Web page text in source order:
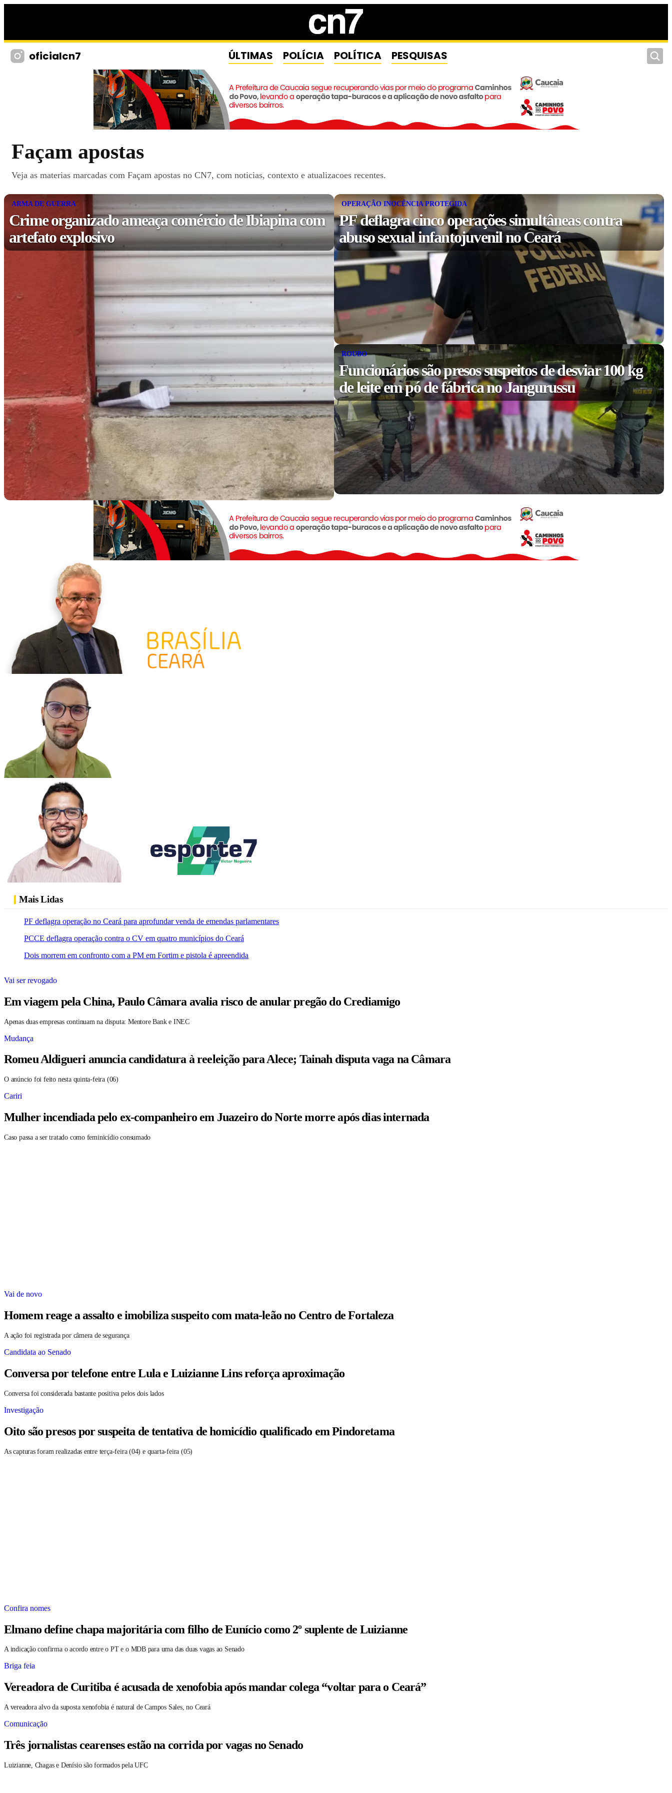
oficialcn7 ÚLTIMAS POLÍCIA POLÍTICA PESQUISAS
Façam apostas
Veja as materias marcadas com Façam apostas no CN7, com noticias, contexto e atualizacoes recentes.
ARMA DE GUERRA
Crime organizado ameaça comércio de Ibiapina com
artefato explosivo
OPERAÇÃO INOCÊNCIA PROTEGIDA
PF deflagra cinco operações simultâneas contra
abuso sexual infantojuvenil no Ceará
ROUBO
Funcionários são presos suspeitos de desviar 100 kg
de leite em pó de fábrica no Jangurussu
Mais Lidas
PF deflagra operação no Ceará para aprofundar venda de emendas parlamentares
PCCE deflagra operação contra o CV em quatro municípios do Ceará
Dois morrem em confronto com a PM em Fortim e pistola é apreendida
Vai ser revogado
Em viagem pela China, Paulo Câmara avalia risco de anular pregão do Crediamigo
Apenas duas empresas continuam na disputa: Mentore Bank e INEC
Mudança
Romeu Aldigueri anuncia candidatura à reeleição para Alece; Tainah disputa vaga na Câmara
O anúncio foi feito nesta quinta-feira (06)
Cariri
Mulher incendiada pelo ex-companheiro em Juazeiro do Norte morre após dias internada
Caso passa a ser tratado como feminicídio consumado
Vai de novo
Homem reage a assalto e imobiliza suspeito com mata-leão no Centro de Fortaleza
A ação foi registrada por câmera de segurança
Candidata ao Senado
Conversa por telefone entre Lula e Luizianne Lins reforça aproximação
Conversa foi considerada bastante positiva pelos dois lados
Investigação
Oito são presos por suspeita de tentativa de homicídio qualificado em Pindoretama
As capturas foram realizadas entre terça-feira (04) e quarta-feira (05)
Confira nomes
Elmano define chapa majoritária com filho de Eunício como 2º suplente de Luizianne
A indicação confirma o acordo entre o PT e o MDB para uma das duas vagas ao Senado
Briga feia
Vereadora de Curitiba é acusada de xenofobia após mandar colega “voltar para o Ceará”
A vereadora alvo da suposta xenofobia é natural de Campos Sales, no Ceará
Comunicação
Três jornalistas cearenses estão na corrida por vagas no Senado
Luizianne, Chagas e Denísio são formados pela UFC